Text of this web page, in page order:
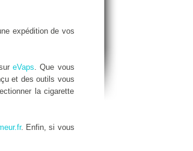
expédition de vos
eVaps. Que vous
et des outils vous
la cigarette
. Enfin, si vous